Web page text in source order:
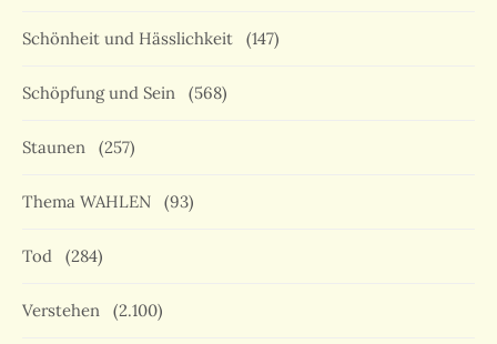
Schönheit und Hässlichkeit (147)
Schöpfung und Sein (568)
Staunen (257)
Thema WAHLEN (93)
Tod (284)
Verstehen (2.100)